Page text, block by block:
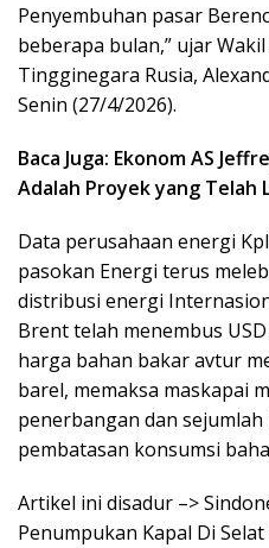
Penyembuhan pasar
beberapa bulan,” ujar
Tingginegara Rusia,
Senin (27/4/2026).
Baca Juga: Ekonom AS
Adalah Proyek yang Telah
Data perusahaan energi
pasokan Energi terus
distribusi energi
Brent telah menembus
harga bahan bakar avtur
barel, memaksa maskapai
penerbangan dan
pembatasan konsumsi
Artikel ini disadur –>
Penumpukan Kapal Di